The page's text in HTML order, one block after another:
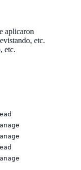
aplicaron
etc.
etc.